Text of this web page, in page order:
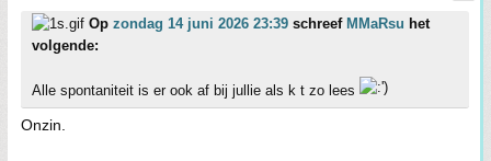
Op zondag 14 juni 2026 23:39 schreef MMaRsu het
volgende:
Alle spontaniteit is er ook af bij jullie als k t zo lees
Onzin.